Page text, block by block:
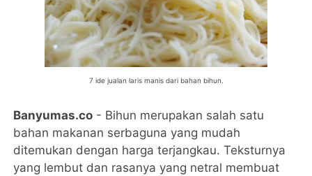
7 ide jualan laris manis dari bahan bihun.
Banyumas.co - Bihun merupakan salah satu
bahan makanan serbaguna yang mudah
ditemukan dengan harga terjangkau. Teksturnya
yang lembut dan rasanya yang netral membuat